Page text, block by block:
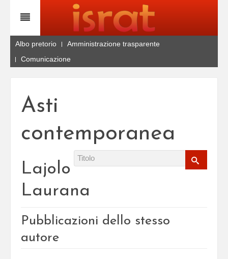
Albo pretorio
Amministrazione trasparente
Comunicazione
Asti
contemporanea
Lajolo
Laurana
Pubblicazioni dello stesso
autore